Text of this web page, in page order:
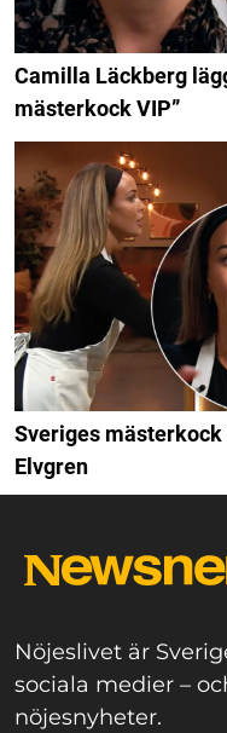
Camilla Läckberg
mästerkock VIP”
Sveriges
Elvgren
Nöjeslivet är
sociala medier –
nöjesnyheter.